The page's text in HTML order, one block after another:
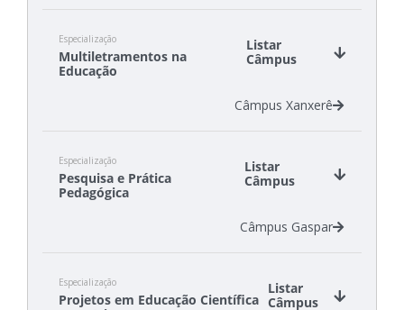
Especialização
Multiletramentos na
Educação
Listar
Câmpus
Câmpus Xanxerê
Especialização
Pesquisa e Prática
Pedagógica
Listar
Câmpus
Câmpus Gaspar
Especialização
Projetos em Educação Científica
Listar
Câmpus